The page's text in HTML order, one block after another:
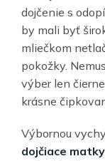
dojčenie s
by mali byť
mliečkom
pokožky.
výber len
krásne
Výbornou
dojčiace matky